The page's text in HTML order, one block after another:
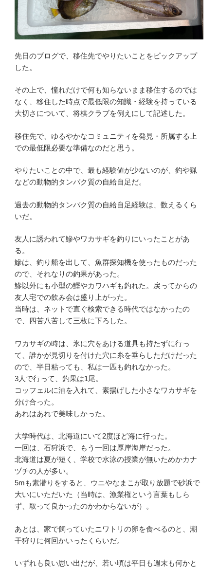
先日のブログで、移住先でやりたいことをピックアップ
した。
その上で、憧れだけで何も知らないまま移住するのでは
なく、移住した時点で最低限の知識・経験を持っている
大切さについて、将棋クラブを例えにして記述した。
移住先で、ゆるやかなコミュニティを発見・所属する上
での最低限必要な準備なのだと思う。
やりたいことの中で、最も経験値が少ないのが、釣や猟
などの動物的タンパク質の自給自足だ。
過去の動物的タンパク質の自給自足経験は、数えるくら
いだ。
友人に誘われて鰺やワカサギを釣りにいったことがあ
る。
鰺は、釣り船を出して、魚群探知機を使ったものだった
ので、それなりの釣果があった。
鰺以外にも小型の鰹やカワハギも釣れた。戻ってからの
友人宅での飲み会は盛り上がった。
当時は、ネットで直ぐ検索できる時代ではなかったの
で、四苦八苦して三枚に下ろした。
ワカサギの時は、氷に穴をあける道具も持たずに行っ
て、誰かが見切りを付けた穴に糸を垂らしただけだった
ので、半日粘っても、私は一匹も釣れなかった。
3人で行って、釣果は1尾。
コッフェルに油を入れて、素揚げした小さなワカサギを
分け合った。
あれはあれで美味しかった。
大学時代は、北海道にいて2度ほど海に行った。
一回は、石狩浜で、もう一回は厚岸海岸だった。
北海道は夏が短く、学校で水泳の授業が無いためかカナ
ヅチの人が多い。
5mも素潜りをすると、ウニやなまこが取り放題で砂浜で
大いにいただいた（当時は、漁業権という言葉もしら
ず、取って良かったのかわからないが）。
あとは、家で飼っていたニワトリの卵を食べるのと、潮
干狩りに何回かいったくらいだ。
いずれも良い思い出だが、若い頃は平日も週末も何かと